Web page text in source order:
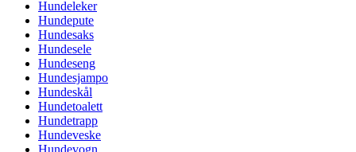
Hundeleker
Hundepute
Hundesaks
Hundesele
Hundeseng
Hundesjampo
Hundeskål
Hundetoalett
Hundetrapp
Hundeveske
Hundevogn